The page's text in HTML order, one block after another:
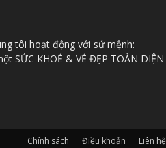
tôi hoạt động với sứ mệnh:
SỨC KHOẺ & VẺ ĐẸP TOÀN DIỆN
Chính sách Điều khoản Liên hệ